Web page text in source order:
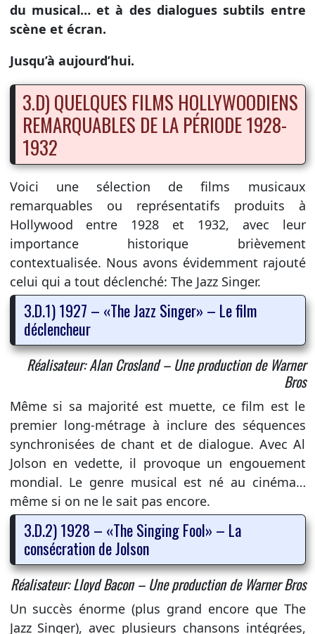
du musical… et à des dialogues subtils entre
scène et écran.
Jusqu’à aujourd’hui.
3.D) QUELQUES FILMS HOLLYWOODIENS
REMARQUABLES DE LA PÉRIODE 1928-
1932
Voici une sélection de films musicaux
remarquables ou représentatifs produits à
Hollywood entre 1928 et 1932, avec leur
importance historique brièvement
contextualisée. Nous avons évidemment rajouté
celui qui a tout déclenché: The Jazz Singer.
3.D.1) 1927 – «The Jazz Singer» – Le film
déclencheur
Réalisateur: Alan Crosland – Une production de Warner
Bros
Même si sa majorité est muette, ce film est le
premier long-métrage à inclure des séquences
synchronisées de chant et de dialogue. Avec Al
Jolson en vedette, il provoque un engouement
mondial. Le genre musical est né au cinéma…
même si on ne le sait pas encore.
3.D.2) 1928 – «The Singing Fool» – La
consécration de Jolson
Réalisateur: Lloyd Bacon – Une production de Warner Bros
Un succès énorme (plus grand encore que The
Jazz Singer), avec plusieurs chansons intégrées,